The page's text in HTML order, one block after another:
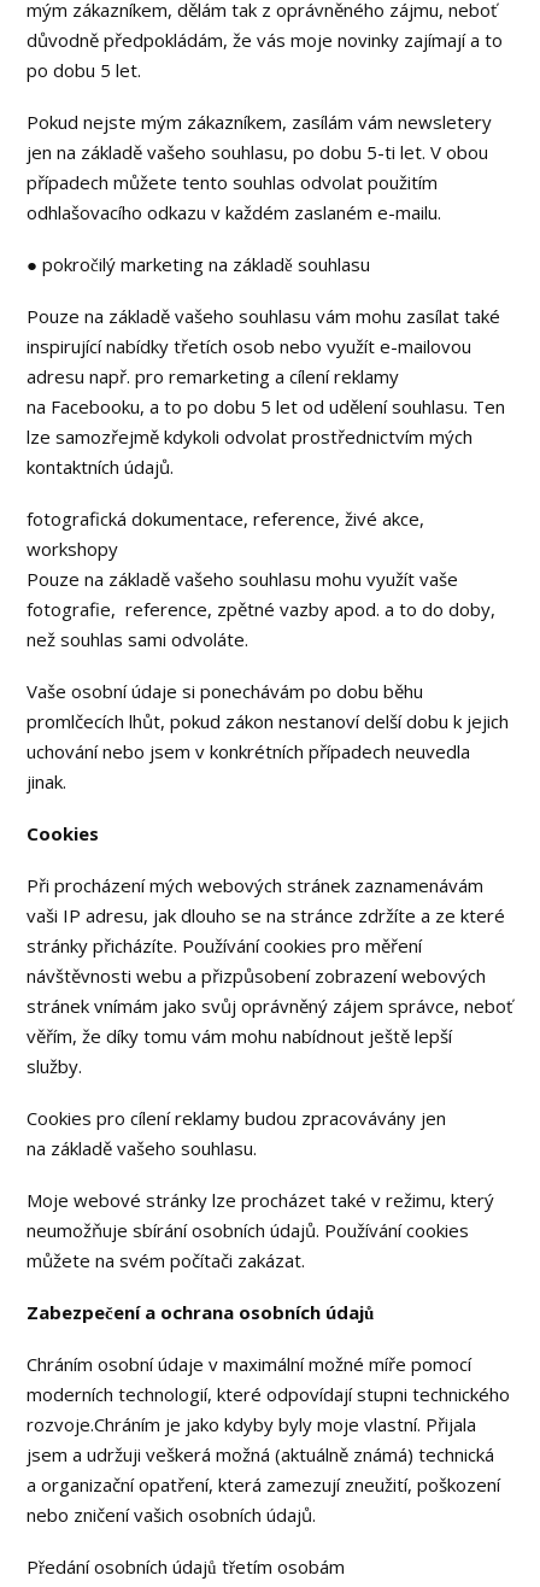
mým zákazníkem, dělám tak z oprávněného zájmu, neboť
důvodně předpokládám, že vás moje novinky zajímají a to
po dobu 5 let.
Pokud nejste mým zákazníkem, zasílám vám newsletery
jen na základě vašeho souhlasu, po dobu 5-ti let. V obou
případech můžete tento souhlas odvolat použitím
odhlašovacího odkazu v každém zaslaném e-mailu.
● pokročilý marketing na základě souhlasu
Pouze na základě vašeho souhlasu vám mohu zasílat také
inspirující nabídky třetích osob nebo využít e-mailovou
adresu např. pro remarketing a cílení reklamy
na Facebooku, a to po dobu 5 let od udělení souhlasu. Ten
lze samozřejmě kdykoli odvolat prostřednictvím mých
kontaktních údajů.
fotografická dokumentace, reference, živé akce,
workshopy
Pouze na základě vašeho souhlasu mohu využít vaše
fotografie, reference, zpětné vazby apod. a to do doby,
než souhlas sami odvoláte.
Vaše osobní údaje si ponechávám po dobu běhu
promlčecích lhůt, pokud zákon nestanoví delší dobu k jejich
uchování nebo jsem v konkrétních případech neuvedla
jinak.
Cookies
Při procházení mých webových stránek zaznamenávám
vaši IP adresu, jak dlouho se na stránce zdržíte a ze které
stránky přicházíte. Používání cookies pro měření
návštěvnosti webu a přizpůsobení zobrazení webových
stránek vnímám jako svůj oprávněný zájem správce, neboť
věřím, že díky tomu vám mohu nabídnout ještě lepší
služby.
Cookies pro cílení reklamy budou zpracovávány jen
na základě vašeho souhlasu.
Moje webové stránky lze procházet také v režimu, který
neumožňuje sbírání osobních údajů. Používání cookies
můžete na svém počítači zakázat.
Zabezpečení a ochrana osobních údajů
Chráním osobní údaje v maximální možné míře pomocí
moderních technologií, které odpovídají stupni technického
rozvoje.Chráním je jako kdyby byly moje vlastní. Přijala
jsem a udržuji veškerá možná (aktuálně známá) technická
a organizační opatření, která zamezují zneužití, poškození
nebo zničení vašich osobních údajů.
Předání osobních údajů třetím osobám